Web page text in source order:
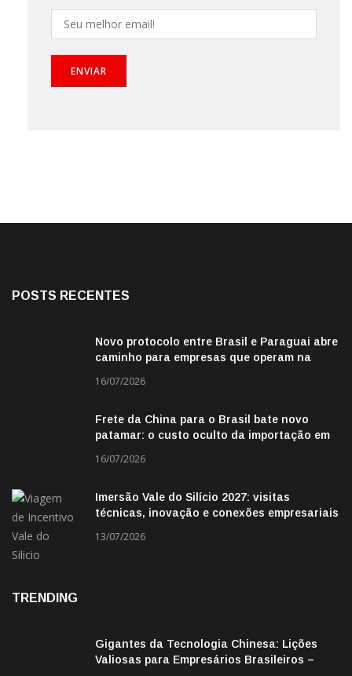
POSTS RECENTES
Novo protocolo entre Brasil e Paraguai abre
caminho para empresas que operam na
16/07/2026
Frete da China para o Brasil bate novo
patamar: o custo oculto da importação em
16/07/2026
Imersão Vale do Silício 2027: visitas
técnicas, inovação e conexões empresariais
13/07/2026
TRENDING
Gigantes da Tecnologia Chinesa: Lições
Valiosas para Empresários Brasileiros –